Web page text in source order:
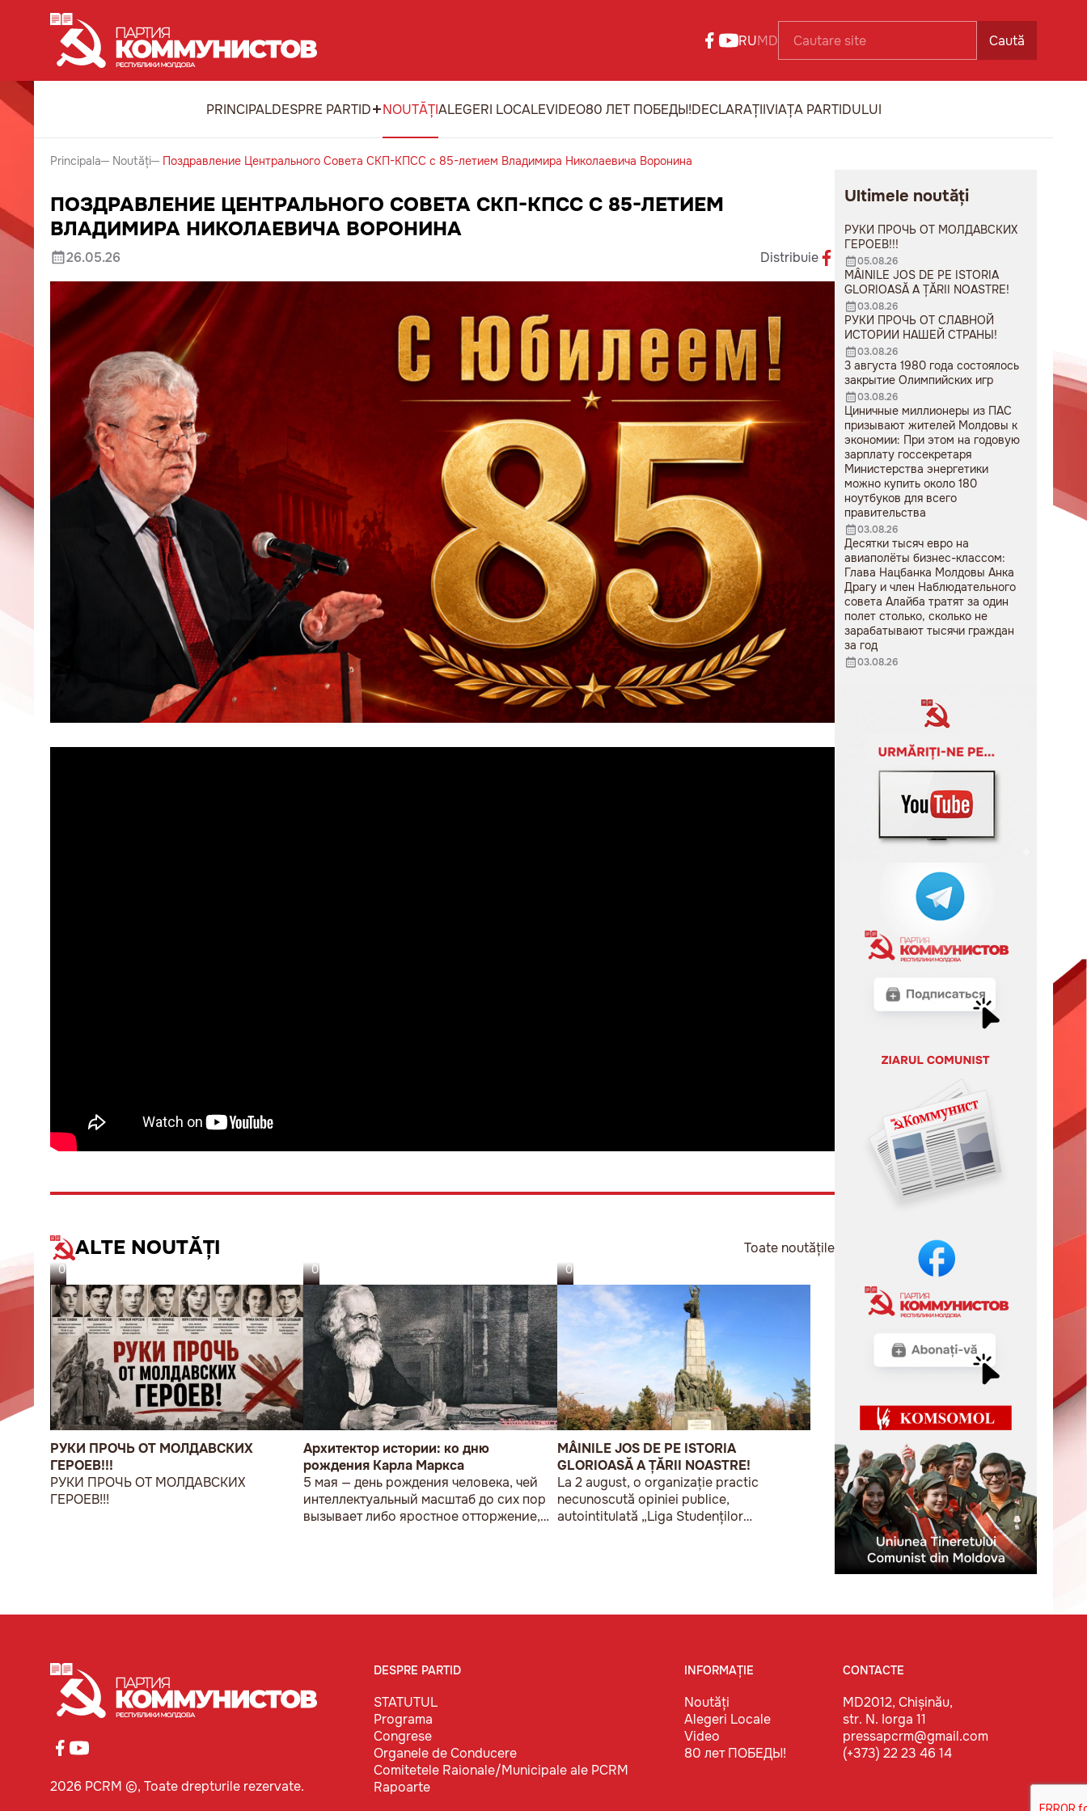
RUMD Caută
PRINCIPALDESPRE PARTID NOUTĂȚIALEGERI LOCALEVIDEO80 ЛЕТ ПОБЕДЫ!DECLARAȚIIVIAȚA PARTIDULUI
Principala Noutăți Поздравление Центрального Совета СКП-КПСС с 85-летием Владимира Николаевича Воронина
ПОЗДРАВЛЕНИЕ ЦЕНТРАЛЬНОГО СОВЕТА СКП-КПСС С 85-ЛЕТИЕМ
ВЛАДИМИРА НИКОЛАЕВИЧА ВОРОНИНА
26.05.26 Distribuie
ALTE NOUTĂȚI Toate noutățile
05.08.26
РУКИ ПРОЧЬ ОТ МОЛДАВСКИХ
ГЕРОЕВ!!!
РУКИ ПРОЧЬ ОТ МОЛДАВСКИХ
ГЕРОЕВ!!!
05.08.26
Архитектор истории: ко дню
рождения Карла Маркса
5 мая — день рождения человека, чей
интеллектуальный масштаб до сих пор
вызывает либо яростное отторжение,
03.08.26
MÂINILE JOS DE PE ISTORIA
GLORIOASĂ A ȚĂRII NOASTRE!
La 2 august, o organizație practic
necunoscută opiniei publice,
autointitulată „Liga Studenților
Ultimele noutăți
РУКИ ПРОЧЬ ОТ МОЛДАВСКИХ
ГЕРОЕВ!!!
05.08.26
MÂINILE JOS DE PE ISTORIA
GLORIOASĂ A ȚĂRII NOASTRE!
03.08.26
РУКИ ПРОЧЬ ОТ СЛАВНОЙ
ИСТОРИИ НАШЕЙ СТРАНЫ!
03.08.26
3 августа 1980 года состоялось
закрытие Олимпийских игр
03.08.26
Циничные миллионеры из ПАС
призывают жителей Молдовы к
экономии: При этом на годовую
зарплату госсекретаря
Министерства энергетики
можно купить около 180
ноутбуков для всего
правительства
03.08.26
Десятки тысяч евро на
авиаполёты бизнес-классом:
Глава Нацбанка Молдовы Анка
Драгу и член Наблюдательного
совета Алайба тратят за один
полет столько, сколько не
зарабатывают тысячи граждан
за год
03.08.26
2026 PCRM ©, Toate drepturile rezervate.
DESPRE PARTID
STATUTUL
Programa
Congrese
Organele de Conducere
Comitetele Raionale/Municipale ale PCRM
Rapoarte
INFORMAȚIE
Noutăți
Alegeri Locale
Video
80 лет ПОБЕДЫ!
CONTACTE
MD2012, Chișinău,
str. N. Iorga 11
pressapcrm@gmail.com
(+373) 22 23 46 14